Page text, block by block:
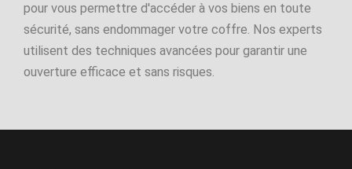
pour vous permettre d'accéder à vos biens en toute
sécurité, sans endommager votre coffre. Nos experts
utilisent des techniques avancées pour garantir une
ouverture efficace et sans risques.